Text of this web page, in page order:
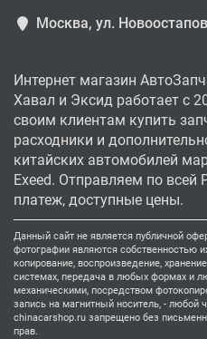
Москва, ул.
Интернет магазин
Хавал и Эксид работает с
своим клиентам купить
расходники и
китайских автомобилей
Exeed. Отправляем по всей
платеж, доступные цены.
Данный сайт не является публичной
фотографии являются собственностью
копирование, воспроизведение,
системах, передача в любых формах и
механическими, посредством
запись на магнитный носитель, - любой
chinacarshop.ru запрещено без
прав.